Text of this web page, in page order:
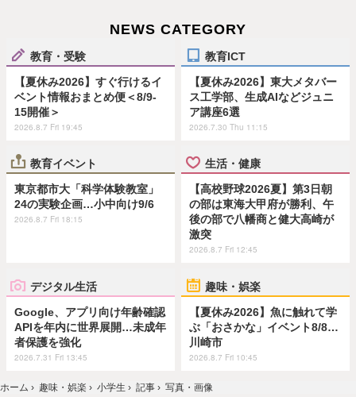
NEWS CATEGORY
教育・受験
【夏休み2026】すぐ行けるイ
ベント情報おまとめ便＜8/9-
15開催＞
2026.8.7 Fri 19:45
教育ICT
【夏休み2026】東大メタバー
ス工学部、生成AIなどジュニ
ア講座6選
2026.7.30 Thu 11:15
教育イベント
東京都市大「科学体験教室」
24の実験企画…小中向け9/6
2026.8.7 Fri 18:15
生活・健康
【高校野球2026夏】第3日朝
の部は東海大甲府が勝利、午
後の部で八幡商と健大高崎が
激突
2026.8.7 Fri 12:45
デジタル生活
Google、アプリ向け年齢確認
APIを年内に世界展開…未成年
者保護を強化
2026.7.31 Fri 13:45
趣味・娯楽
【夏休み2026】魚に触れて学
ぶ「おさかな」イベント8/8…
川崎市
2026.8.7 Fri 10:45
ホーム › 趣味・娯楽 › 小学生 › 記事 › 写真・画像